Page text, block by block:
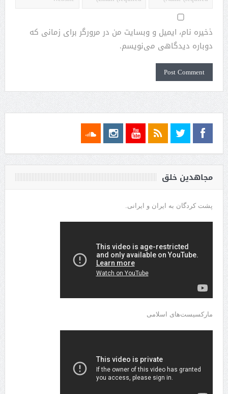
ذخیره نام، ایمیل و وبسایت من در مرورگر برای زمانی که
دوباره دیدگاهی می‌نویسم.
مجاهدین خلق
پشت کردگان به ایران و ایرانی.
مارکسیست‌های اسلامی